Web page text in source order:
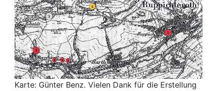
Karte: Günter Benz. Vielen Dank für die Erstellung